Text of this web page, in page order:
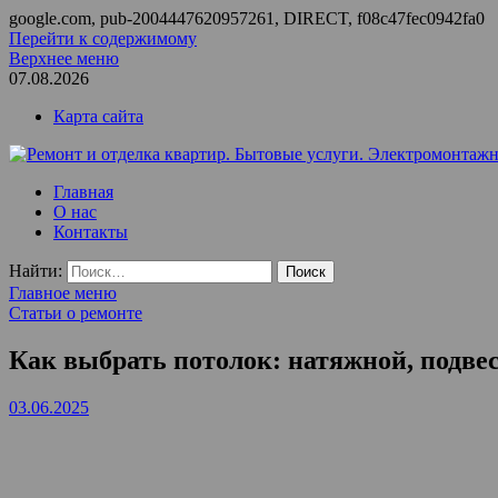
google.com, pub-2004447620957261, DIRECT, f08c47fec0942fa0
Перейти к содержимому
Верхнее меню
07.08.2026
Карта сайта
Ремонт и отделка квартир. Бытовые услуги.
ООО Домус — ремонт квартир, обслуживание и ремонт
Главная
О нас
Контакты
Найти:
Главное меню
Статьи о ремонте
Как выбрать потолок: натяжной,
03.06.2025